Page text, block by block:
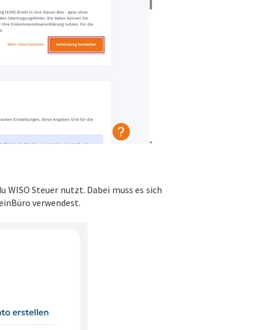
Steuer nutzt. Dabei muss es sich
verwendest.